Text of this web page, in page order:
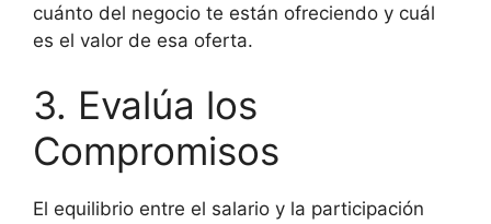
cuánto del negocio te están ofreciendo y cuál
es el valor de esa oferta.
3. Evalúa los
Compromisos
El equilibrio entre el salario y la participación